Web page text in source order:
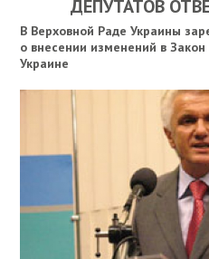
ДЕПУТАТОВ
В Верховной Раде Украины
о внесении изменений в
Украине